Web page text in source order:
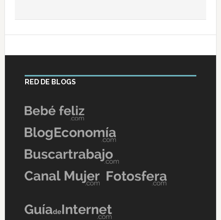
RED DE BLOGS